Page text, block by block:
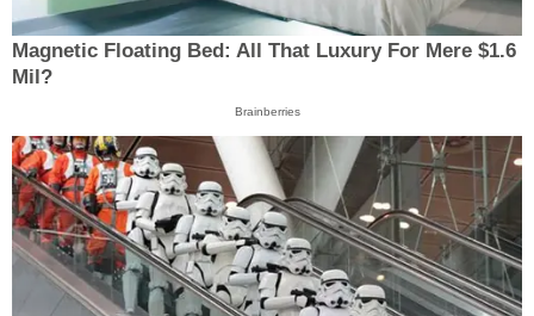
Magnetic Floating Bed: All That Luxury For Mere $1.6
Mil?
Brainberries